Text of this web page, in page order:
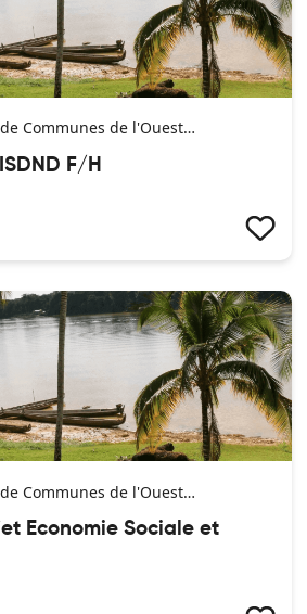
Communes de l'Ouest
F/H
Communes de l'Ouest
Economie Sociale et